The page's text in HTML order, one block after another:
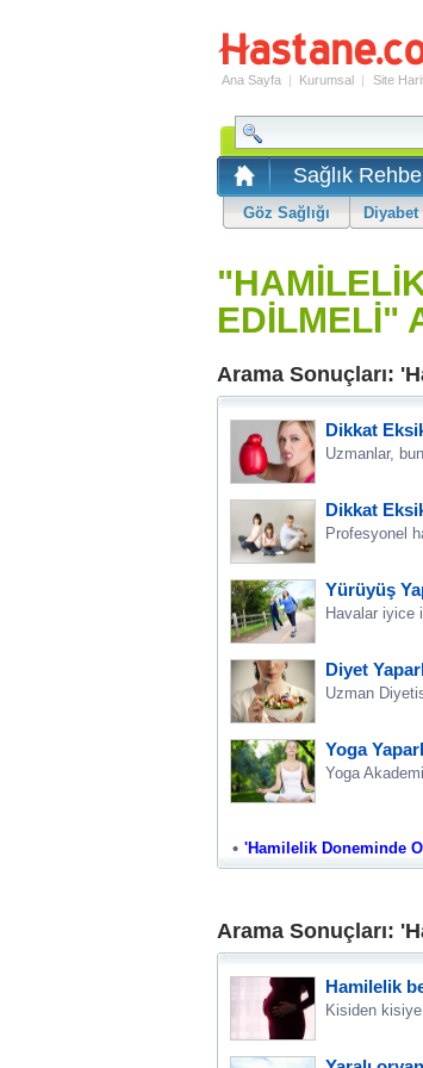
Ana Sayfa | Kurumsal | Site
Sağlık
Göz Sağlığı Diyabet
EDİLMELİ"
Arama Sonuçları:
Dikkat
Uzmanlar,
Dikkat
Profesyonel
Yürüyüş
Havalar iyice
Diyet
Uzman
Yoga
Yoga
'Hamilelik Doneminde
Arama Sonuçları:
Hamilelik
Kisiden